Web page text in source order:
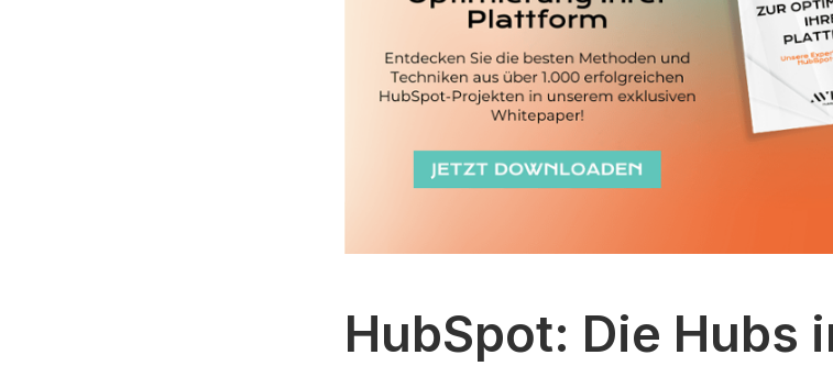
HubSpot: Die Hubs